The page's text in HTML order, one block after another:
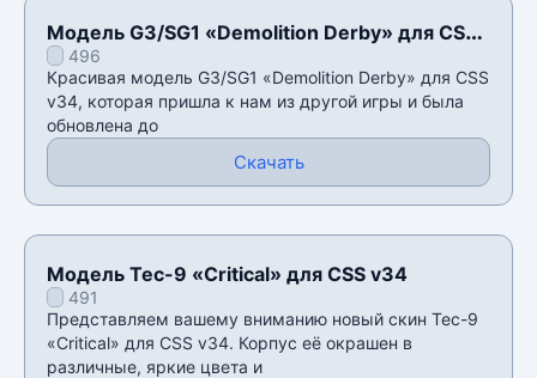
Модель G3/SG1 «Demolition Derby» для CSS
v34496
Красивая модель G3/SG1 «Demolition Derby» для CSS
v34, которая пришла к нам из другой игры и была
обновлена до
Скачать
Модель Tec-9 «Critical» для CSS v34
491
Представляем вашему вниманию новый скин Tec-9
«Critical» для CSS v34. Корпус её окрашен в
различные, яркие цвета и